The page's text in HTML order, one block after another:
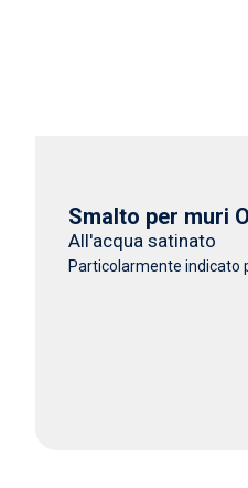
Smalto per muri
All'acqua satinato
Particolarmente indicato